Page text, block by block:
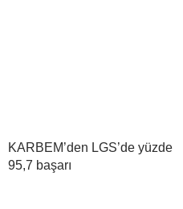
KARBEM’den LGS’de yüzde
95,7 başarı